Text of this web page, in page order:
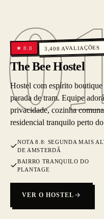
01
★8.8 3,408 AVALIAÇÕES
The Bee Hostel
Hostel com espírito
parada de tram. Equipe
privacidade, cozinha
residencial tranquilo perto
NOTA 8.8: SEGUNDA MAIS
DE AMSTERDÃ
BAIRRO TRANQUILO DO
PLANTAGE
VER O HOSTEL